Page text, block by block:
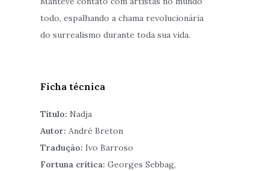
todo, espalhando a chama revolucionária
do surrealismo durante toda sua vida.
Ficha técnica
Título: Nadja
Autor: André Breton
Tradução: Ivo Barroso
Fortuna crítica: Georges Sebbag,